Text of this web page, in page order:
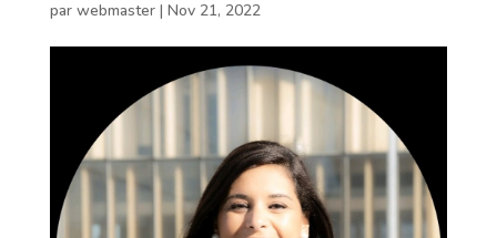
par webmaster| Nov 21, 2022